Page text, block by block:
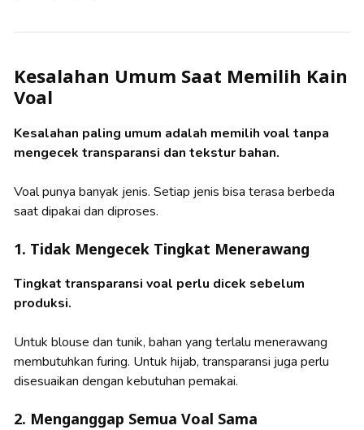
Kesalahan Umum Saat Memilih Kain
Voal
Kesalahan paling umum adalah memilih voal tanpa
mengecek transparansi dan tekstur bahan.
Voal punya banyak jenis. Setiap jenis bisa terasa berbeda
saat dipakai dan diproses.
1. Tidak Mengecek Tingkat Menerawang
Tingkat transparansi voal perlu dicek sebelum
produksi.
Untuk blouse dan tunik, bahan yang terlalu menerawang
membutuhkan furing. Untuk hijab, transparansi juga perlu
disesuaikan dengan kebutuhan pemakai.
2. Menganggap Semua Voal Sama